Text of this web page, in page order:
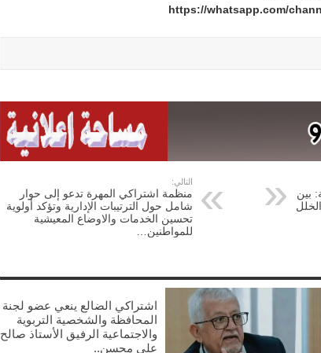
https://whatsapp.com/
بين
التالي:
منظمة اشتراكي المهرة تدعو إلى حوار
شامل حول الترتيبات الإدارية وتؤكد أولوية
تحسين الخدمات والاوضاع المعيشية
للمواطنين…
اشتراكي الضالع ينعي عضو لجنة
المحافظة والشخصية التربوية
والاجتماعية الرفيق الأستاذ صالح
علي محسن..